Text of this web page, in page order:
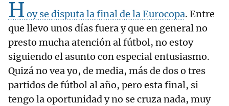
H oy se disputa la final de la Eurocopa. Entre
que llevo unos días fuera y que en general no
presto mucha atención al fútbol, no estoy
siguiendo el asunto con especial entusiasmo.
Quizá no vea yo, de media, más de dos o tres
partidos de fútbol al año, pero esta final, si
tengo la oportunidad y no se cruza nada, muy